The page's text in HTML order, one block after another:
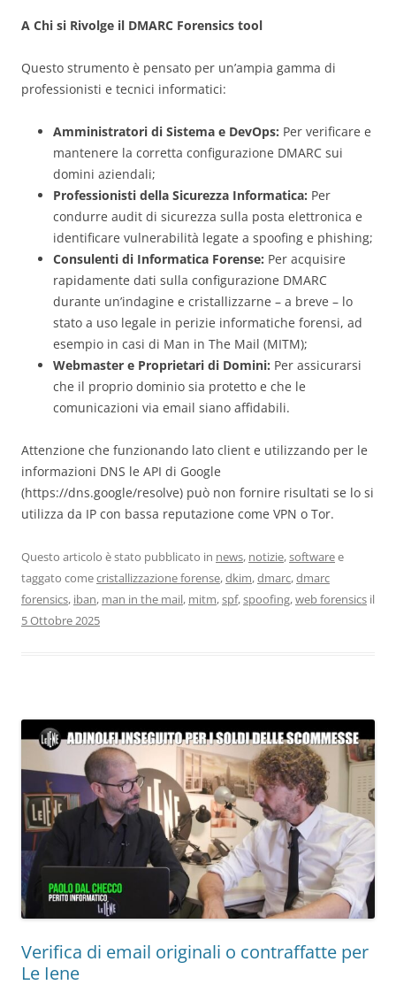
A Chi si Rivolge il DMARC Forensics tool
Questo strumento è pensato per un’ampia gamma di
professionisti e tecnici informatici:
Amministratori di Sistema e DevOps: Per verificare e
mantenere la corretta configurazione DMARC sui
domini aziendali;
Professionisti della Sicurezza Informatica: Per
condurre audit di sicurezza sulla posta elettronica e
identificare vulnerabilità legate a spoofing e phishing;
Consulenti di Informatica Forense: Per acquisire
rapidamente dati sulla configurazione DMARC
durante un’indagine e cristallizzarne – a breve – lo
stato a uso legale in perizie informatiche forensi, ad
esempio in casi di Man in The Mail (MITM);
Webmaster e Proprietari di Domini: Per assicurarsi
che il proprio dominio sia protetto e che le
comunicazioni via email siano affidabili.
Attenzione che funzionando lato client e utilizzando per le
informazioni DNS le API di Google
(https://dns.google/resolve) può non fornire risultati se lo si
utilizza da IP con bassa reputazione come VPN o Tor.
Questo articolo è stato pubblicato in news, notizie,softwaree
taggato comecristallizzazione forense,dkim,dmarc,dmarc
forensics, iban, man in the mail, mitm,spf,spoofing,web forensics il
5 Ottobre 2025
Verifica di email originali o contraffatte per
Le Iene